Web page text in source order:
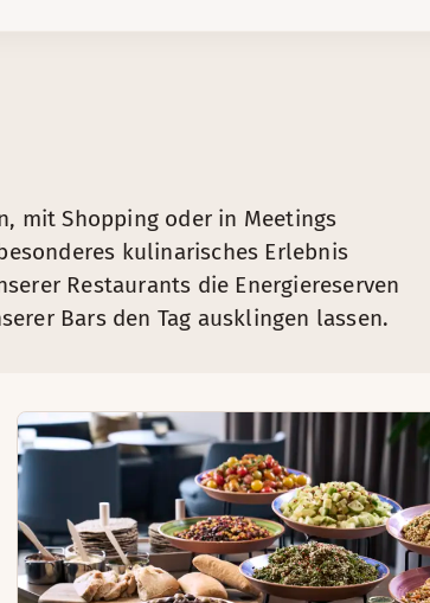
mit Shopping oder in Meetings
kulinarisches Erlebnis
Restaurants die Energiereserven
Bars den Tag ausklingen lassen.